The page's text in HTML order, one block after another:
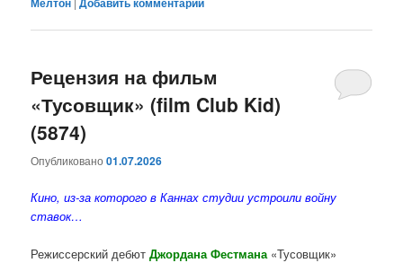
Рецензия на фильм
«Тусовщик» (film Club Kid)
(5874)
Опубликовано01.07.2026
Кино, из-за которого в Каннах студии устроили войну
ставок…
Режиссерский дебютДжордана Фестмана«Тусовщик»